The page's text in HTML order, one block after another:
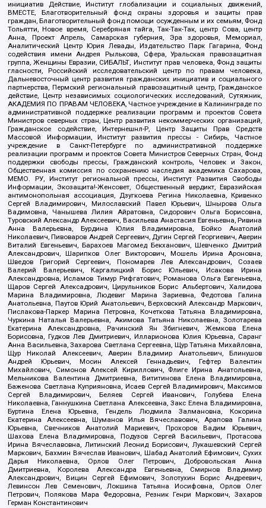
инициатив Действие, Институт глобализации и социальных движений,
ВМЕСТЕ, Благотворительный фонд охраны здоровья и защиты прав
граждан, Благотворительный фонд помощи осужденным и их семьям, Фонд
Тольятти, Новое время, Серебряная тайга, Так-Так-Так, центр Сова, центр
Анна, Проект Апрель, Самарская губерния, Эра здоровья, Мемориал,
Аналитический Центр Юрия Левады, Издательство Парк Гагарина, Фонд
содействия имени Андрея Рылькова, Сфера, Уральская правозащитная
группа, Женщины Евразии, СИБАЛЬТ, Институт прав человека, Фонд защиты
гласности, Российский исследовательский центр по правам человека,
Дальневосточный центр развития гражданских инициатив и социального
партнерства, Пермский региональный правозащитный центр, Гражданское
действие, Центр независимых социологических исследований, Сутяжник,
АКАДЕМИЯ ПО ПРАВАМ ЧЕЛОВЕКА, Частное учреждение в Калининграде по
административной поддержке реализации программ и проектов Совета
Министров северных стран, Центр развития некоммерческих организаций,
Гражданское содействие, Интернешнл-Р, Центр Защиты Прав Средств
Массовой Информации, Институт развития прессы - Сибирь, Частное
учреждение в Санкт-Петербурге по административной поддержке
реализации программ и проектов Совета Министров Северных Стран, Фонд
поддержки свободы прессы, Гражданский контроль, Человек и Закон,
Общественная комиссия по сохранению наследия академика Сахарова,
МЕМО. РУ, Институт региональной прессы, Институт Развития Свободы
Информации, Экозащита!-Женсовет, Общественный вердикт, Евразийская
антимонопольная ассоциация, Дзугкоева Регина Николаевна, Кривенко
Сергей Владимирович, Милославский Павел Юрьевич, Шнырова Ольга
Вадимовна, Чанышева Лилия Айратовна, Сидорович Ольга Борисовна,
Туровский Александр Алексеевич, Васильева Анастасия Евгеньевна, Ривина
Анна Валерьевна, Бурдина Юлия Владимировна, Бойко Анатолий
Николаевич, Пивоваров Андрей Сергеевич, Дугин Сергей Георгиевич, Аверин
Виталий Евгеньевич, Барахоев Магомед Бекханович, Шевченко Дмитрий
Александрович, Шарипков Олег Викторович, Мошель Ирина Ароновна,
Шведов Григорий Сергеевич, Пономарев Лев Александрович, Созаев
Валерий Валерьевич, Каргалицкий Борис Юльевич, Исакова Ирина
Александровна, Исламов Тимур Рифгатович, Романова Ольга Евгеньевна,
Щаров Сергей Алексадрович, Цирульников Борис Альбертович, Халидова
Марина Владимировна, Людевиг Марина Зариевна, Федотова Галина
Анатольевна, Паутов Юрий Анатольевич, Верховский Александр Маркович,
Пислакова-Паркер Марина Петровна, Кочеткова Татьяна Владимировна,
Чуркина Наталья Валерьевна, Акимова Татьяна Николаевна, Золотарева
Екатерина Александровна, Рачинский Ян Збигневич, Жемкова Елена
Борисовна, Гудков Лев Дмитриевич, Илларионова Юлия Юрьевна, Саранг
Анна Васильевна, Захарова Светлана Сергеевна, Щур Татьяна Михайловна,
Щур Николай Алексеевич, Аверин Владимир Анатольевич, Блинушов
Андрей Юрьевич, Мосин Алексей Геннадьевич, Гефтер Валентин
Михайлович, Симонов Алексей Кириллович, Флиге Ирина Анатольевна,
Мельникова Валентина Дмитриевна, Вититинова Елена Владимировна,
Баженова Светлана Куприяновна, Исаев Сергей Владимирович, Максимов
Сергей Владимирович, Беляев Сергей Иванович, Голубева Елена
Николаевна, Ганнушкина Светлана Алексеевна, Закс Елена Владимировна,
Буртина Елена Юрьевна, Гендель Людмила Залмановна, Кокорина
Екатерина Алексеевна, Шуманов Илья Вячеславович, Арапова Галина
Юрьевна, Свечников Анатолий Мариевич, Прохоров Вадим Юрьевич,
Шахова Елена Владимировна, Подузов Сергей Васильевич, Протасова
Ирина Вячеславовна, Литинский Леонид Борисович, Лукашевский Сергей
Маркович, Бахмин Вячеслав Иванович, Шабад Анатолий Ефимович, Сухих
Дарья Николаевна, Орлов Олег Петрович, Добровольская Анна
Дмитриевна, Королева Александра Евгеньевна, Смирнов Владимир
Александрович, Вицин Сергей Ефимович, Золотухин Борис Андреевич,
Левинсон Лев Семенович, Локшина Татьяна Иосифовна, Орлов Олег
Петрович, Полякова Мара Федоровна, Резник Генри Маркович, Захаров
Герман Константинович